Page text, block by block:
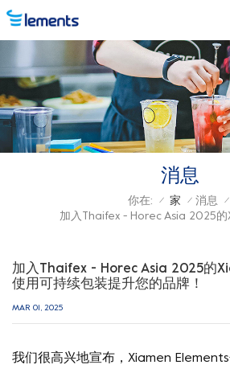
消息
你在: / 家 / 消息 /
加入Thaifex - Horec Asia 2025的
使用可持续包装提升您的品牌！
MAR 01, 2025
我们很高兴地宣布，Xiamen